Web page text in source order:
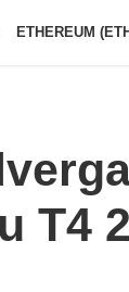
ETHEREUM
T4